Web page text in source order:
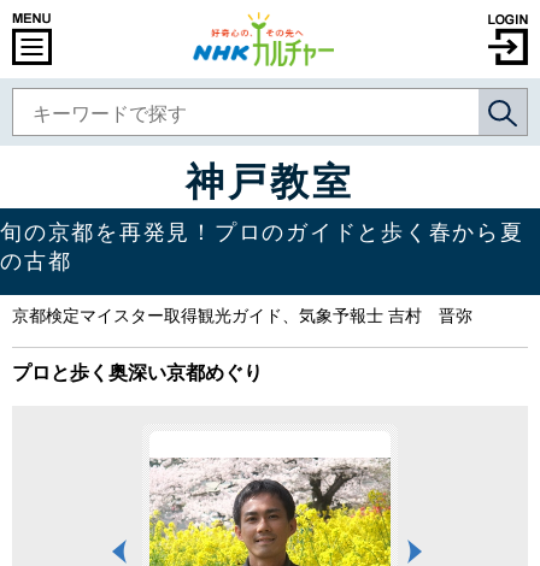
神戸教室
旬の京都を再発見！プロのガイドと歩く春から夏
の古都
京都検定マイスター取得観光ガイド、気象予報士 吉村 晋弥
プロと歩く奥深い京都めぐり